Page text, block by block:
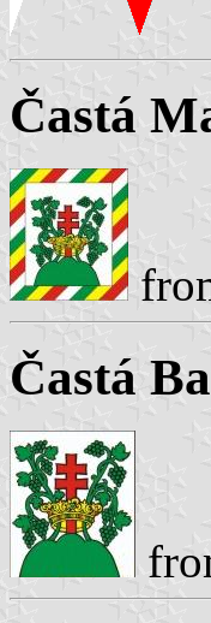
Častá
Častá